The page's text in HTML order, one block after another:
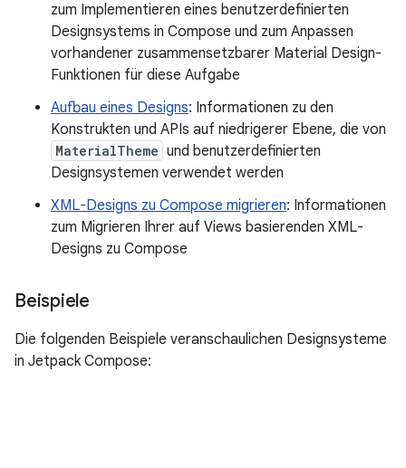
zum Implementieren eines benutzerdefinierten
Designsystems in Compose und zum Anpassen
vorhandener zusammensetzbarer Material Design-
Funktionen für diese Aufgabe
Aufbau eines Designs: Informationen zu den
Konstrukten und APIs auf niedrigerer Ebene, die von
MaterialTheme und benutzerdefinierten
Designsystemen verwendet werden
XML-Designs zu Compose migrieren: Informationen
zum Migrieren Ihrer auf Views basierenden XML-
Designs zu Compose
Beispiele
Die folgenden Beispiele veranschaulichen Designsysteme
in Jetpack Compose: